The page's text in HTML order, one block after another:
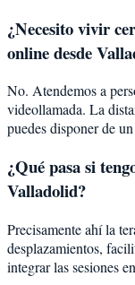
¿Necesito vivir
online desde
No. Atendemos a
videollamada. La
puedes disponer de
¿Qué pasa si
Valladolid?
Precisamente ahí la
desplazamientos,
integrar las sesiones